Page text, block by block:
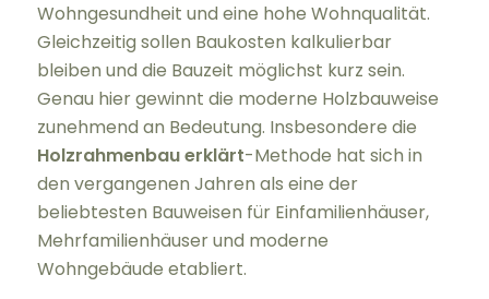
Wohngesundheit und eine hohe Wohnqualität.
Gleichzeitig sollen Baukosten kalkulierbar
bleiben und die Bauzeit möglichst kurz sein.
Genau hier gewinnt die moderne Holzbauweise
zunehmend an Bedeutung. Insbesondere die
Holzrahmenbau erklärt-Methode hat sich in
den vergangenen Jahren als eine der
beliebtesten Bauweisen für Einfamilienhäuser,
Mehrfamilienhäuser und moderne
Wohngebäude etabliert.